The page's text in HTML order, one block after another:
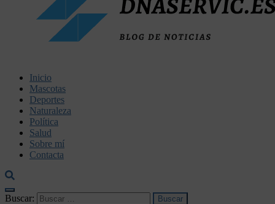
dnaservic.es
Inicio
Mascotas
Deportes
Naturaleza
Política
Salud
Sobre mí
Contacta
Buscar: